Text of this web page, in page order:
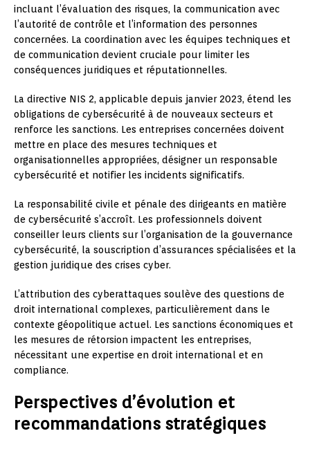
incluant l’évaluation des risques, la communication avec
l’autorité de contrôle et l’information des personnes
concernées. La coordination avec les équipes techniques et
de communication devient cruciale pour limiter les
conséquences juridiques et réputationnelles.
La directive NIS 2, applicable depuis janvier 2023, étend les
obligations de cybersécurité à de nouveaux secteurs et
renforce les sanctions. Les entreprises concernées doivent
mettre en place des mesures techniques et
organisationnelles appropriées, désigner un responsable
cybersécurité et notifier les incidents significatifs.
La responsabilité civile et pénale des dirigeants en matière
de cybersécurité s’accroît. Les professionnels doivent
conseiller leurs clients sur l’organisation de la gouvernance
cybersécurité, la souscription d’assurances spécialisées et la
gestion juridique des crises cyber.
L’attribution des cyberattaques soulève des questions de
droit international complexes, particulièrement dans le
contexte géopolitique actuel. Les sanctions économiques et
les mesures de rétorsion impactent les entreprises,
nécessitant une expertise en droit international et en
compliance.
Perspectives d’évolution et
recommandations stratégiques